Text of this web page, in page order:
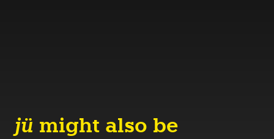
jü might also be